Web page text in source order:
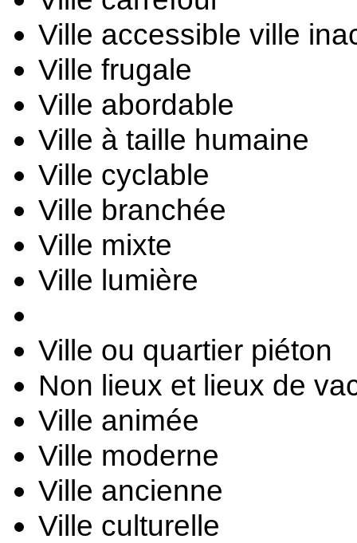
Ville accessible ville
Ville frugale
Ville abordable
Ville à taille humaine
Ville cyclable
Ville branchée
Ville mixte
Ville lumière
Ville ou quartier piéton
Non lieux et lieux de
Ville animée
Ville moderne
Ville ancienne
Ville culturelle